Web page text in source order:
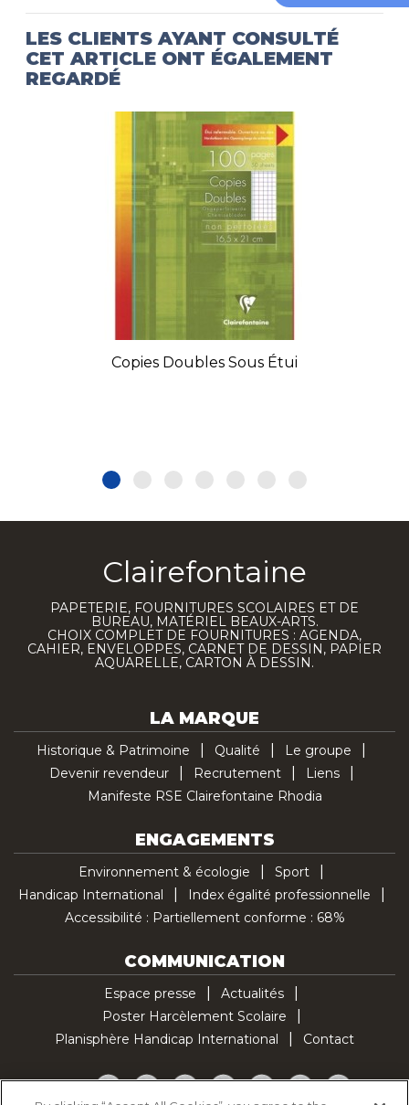
LES CLIENTS AYANT CONSULTÉ
CET ARTICLE ONT ÉGALEMENT
REGARDÉ
Copies Doubles Sous Étui
Clairefontaine
PAPETERIE, FOURNITURES SCOLAIRES ET DE
BUREAU, MATÉRIEL BEAUX-ARTS.
CHOIX COMPLET DE FOURNITURES : AGENDA,
CAHIER, ENVELOPPES, CARNET DE DESSIN, PAPIER
AQUARELLE, CARTON À DESSIN.
LA MARQUE
Historique & Patrimoine Qualité
Le groupe
Devenir revendeur
Recrutement
Liens
Manifeste RSE Clairefontaine Rhodia
ENGAGEMENTS
Environnement & écologie
Sport
Handicap International
Index égalité professionnelle
Accessibilité : Partiellement conforme : 68%
COMMUNICATION
Espace presse
Actualités
Poster Harcèlement Scolaire
Planisphère Handicap International
Contact
Facebook
TwitterYouTubePinterestInstagramLinkedInTikTok